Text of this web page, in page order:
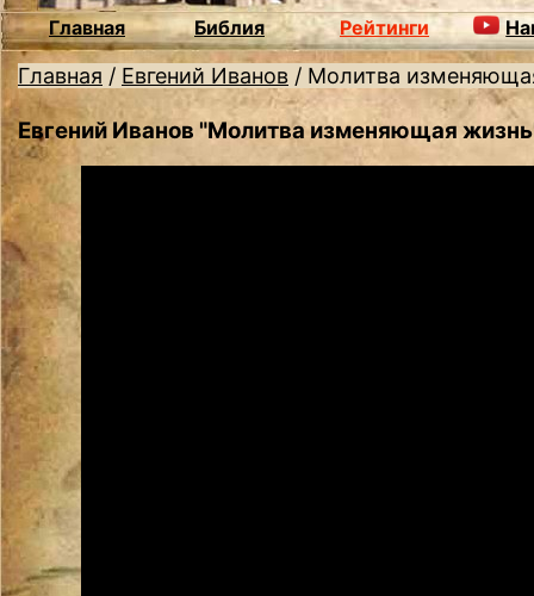
Главная Библия Рейтинги
Главная / Евгений Иванов / Молитва
Евгений Иванов "Молитва изменяющая